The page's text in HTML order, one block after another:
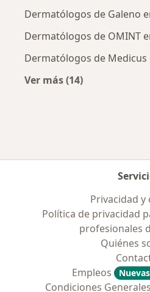
Dermatólogos de Galeno
Dermatólogos de OMINT
Dermatólogos de Medicus
Ver más (14)
Privacidad y
Política de privacidad
profesionales
Quiénes
Empleos
Condiciones